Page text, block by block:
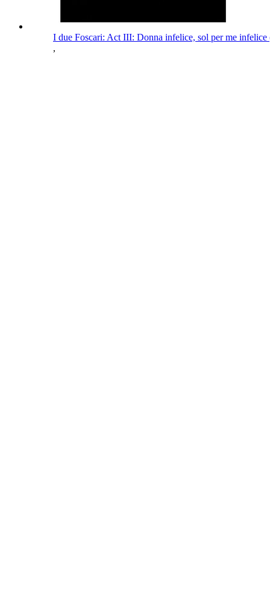
I due Foscari: Act III: Donna infelice, sol per me
,